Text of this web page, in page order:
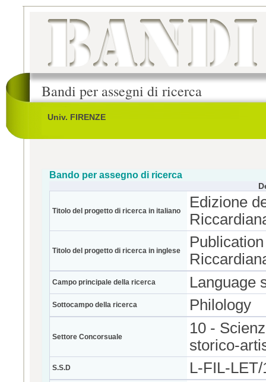
Bandi per assegni di ricerca
Univ. FIRENZE
Bando per assegno di ricerca
Titolo del progetto di ricerca in italiano
Edizione
Titolo del progetto di ricerca in inglese
Campo principale della ricerca Language
Sottocampo della ricerca Philology
Settore Concorsuale
10 -
storico-
S.S.D L-FIL-